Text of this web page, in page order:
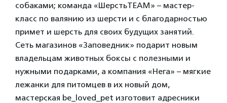
собаками; команда «ШерстьTEAM» – мастер-
класс по валянию из шерсти и с благодарностью
примет и шерсть для своих будущих занятий.
Сеть магазинов «Заповедник» подарит новым
владельцам животных боксы с полезными и
нужными подарками, а компания «Нега» – мягкие
лежанки для питомцев в их новый дом,
мастерская be_loved_pet изготовит адресники